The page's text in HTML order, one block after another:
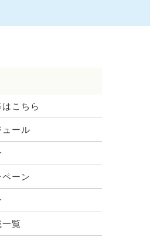
はこちら
ュール
ーン
覧